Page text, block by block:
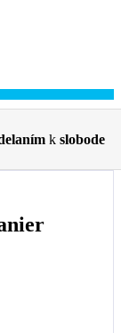
k slobode